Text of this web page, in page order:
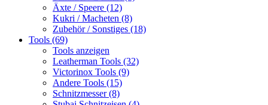
Äxte / Speere (12)
Kukri / Macheten (8)
Zubehör / Sonstiges (18)
Tools (69)
Tools anzeigen
Leatherman Tools (32)
Victorinox Tools (9)
Andere Tools (15)
Schnitzmesser (8)